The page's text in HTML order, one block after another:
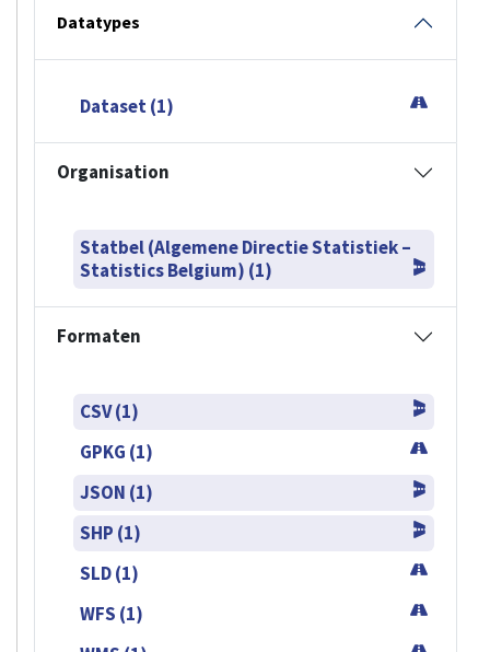
Datatypes
Dataset (1)
Organisation
Statbel (Algemene Directie Statistiek –
Statistics Belgium) (1)
Formaten
CSV (1)
GPKG (1)
JSON (1)
SHP (1)
SLD (1)
WFS (1)